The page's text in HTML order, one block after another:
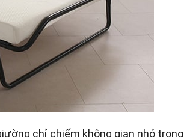
chỉ chiếm không gian nhỏ trong